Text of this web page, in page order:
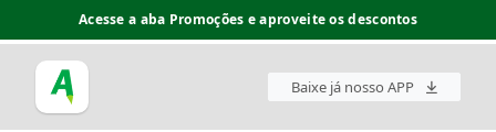
Acesse a aba Promoções e aproveite os descontos
Baixe já nosso APP